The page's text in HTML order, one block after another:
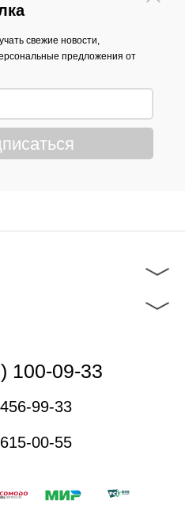
свежие новости,
предложения от
100-09-33
99-33
00-55